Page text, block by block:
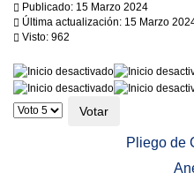
Publicado: 15 Marzo 2024
Última actualización: 15 Marzo
Visto: 962
Ratio:0/5
Por
favor,
Pliego de